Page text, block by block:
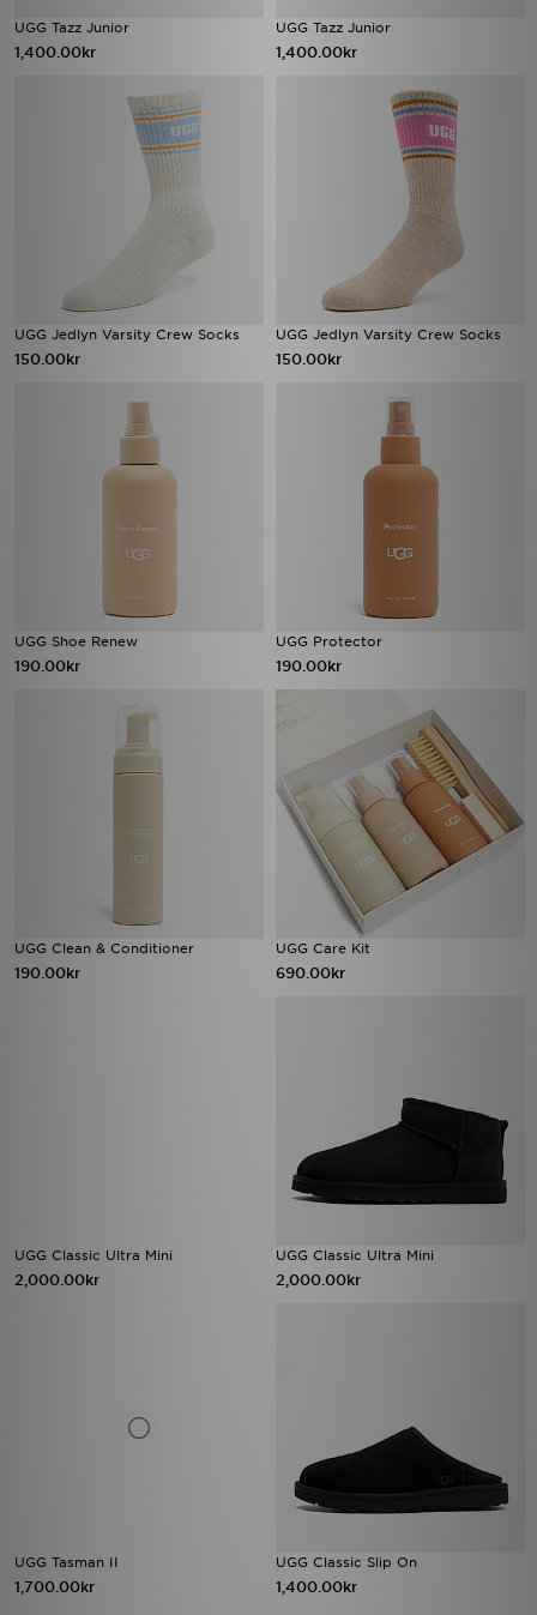
UGG Tazz Junior
1,400.00kr
UGG Tazz Junior
1,400.00kr
UGG Jedlyn Varsity Crew Socks
150.00kr
UGG Jedlyn Varsity Crew Socks
150.00kr
UGG Shoe Renew
190.00kr
UGG Protector
190.00kr
UGG Clean & Conditioner
190.00kr
UGG Care Kit
690.00kr
UGG Classic Ultra Mini
2,000.00kr
UGG Classic Ultra Mini
2,000.00kr
UGG Tasman II
1,700.00kr
UGG Classic Slip On
1,400.00kr